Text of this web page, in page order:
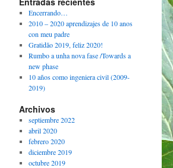
Encerrando…
2010 – 2020 aprendizajes de 10 anos
con meu padre
Gratidão 2019, feliz 2020!
Rumbo a unha nova fase /Towards a
new phase
10 años como ingeniera civil (2009-
2019)
Archivos
septiembre 2022
abril 2020
febrero 2020
diciembre 2019
octubre 2019